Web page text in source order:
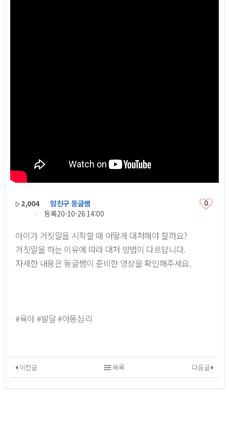
2,004
맘친구 동글쌤
등록20-10-26 14:00
0
아이가 거짓말을 시작할 때 어떻게 대처해야 할까요?
거짓말을 하는 이유에 따라 대처 방법이 다르답니다.
자세한 내용은 동글쌤이 준비한 영상을 확인해주세요.
#육아 #발달 #아동심리
이전글 다음글
목록